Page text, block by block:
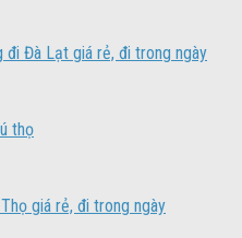
đi Đà Lạt giá rẻ, đi trong ngày
giá rẻ, đi trong ngày